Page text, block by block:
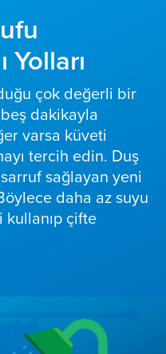
Yolları
çok değerli bir
beş dakikayla
varsa küveti
tercih edin. Duş
sağlayan yeni
daha az suyu
kullanıp çifte